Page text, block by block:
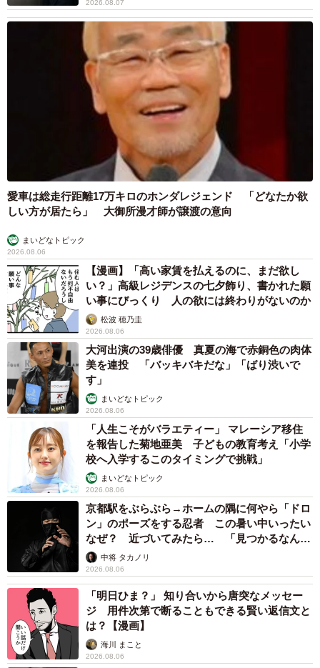
2026.08.07
愛車は総走行距離17万キロのホンダレジェンド 「どなたか欲
しい方が居たら」 大御所漫才師が譲渡の意向
まいどなトピック
2026.08.06
【漫画】「高い家賃を払えるのに、まだ欲し
い？」高級レジデンスの七夕飾り、書かれた願
い事にびっくり 人の欲には終わりがないのか
松波 穂乃圭
2026.08.06
大河出演の39歳俳優 真夏の海で赤銅色の肉体
美を連投 「バッキバキだな」「ばり渋いで
す」
まいどなトピック
2026.08.06
「人生こそがバラエティー」 マレーシア移住
を報告した菊地亜美 子どもの教育考え「小学
校へ入学するこのタイミングで挑戦」
まいどなトピック
2026.08.06
京都駅をぶらぶら→ホームの隅に何やら「ドロ
ン」のポーズをする忍者 この暑い中いったい
なぜ？ 近づいてみたら… 「見つかるなんて
未熟」中将 タカノリ
2026.08.06
「明日ひま？」 知り合いから唐突なメッセー
ジ 用件次第で断ることもできる賢い返信文と
は？【漫画】
海川 まこと
2026.08.06